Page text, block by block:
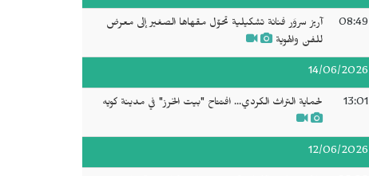
08:49
آريز سروَر فنانة تشكيلية تحوّل مقهاها الصغير إلى معرض
للفن والهوية
14/06/2026
13:01 لحماية التراث الكردي... افتتاح "بيت الخرز" في مدينة كويه
12/06/2026